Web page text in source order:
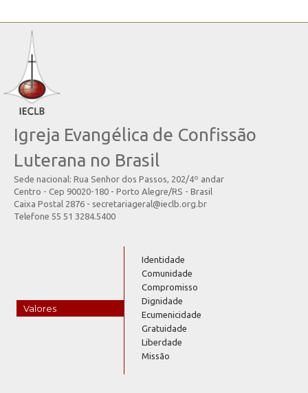
Igreja Evangélica de Confissão
Luterana no Brasil
Sede nacional: Rua Senhor dos Passos, 202/4º andar
Centro - Cep 90020-180 - Porto Alegre/RS - Brasil
Caixa Postal 2876 - secretariageral@ieclb.org.br
Telefone 55 51 3284.5400
Valores
Identidade
Comunidade
Compromisso
Dignidade
Ecumenicidade
Gratuidade
Liberdade
Missão